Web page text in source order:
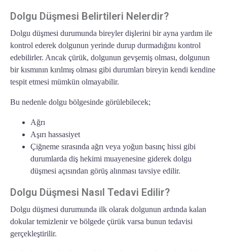
Dolgu Düşmesi Belirtileri Nelerdir?
Dolgu düşmesi durumunda bireyler dişlerini bir ayna yardım ile
kontrol ederek dolgunun yerinde durup durmadığını kontrol
edebilirler. Ancak çürük, dolgunun gevşemiş olması, dolgunun
bir kısmının kırılmış olması gibi durumları bireyin kendi kendine
tespit etmesi mümkün olmayabilir.
Bu nedenle dolgu bölgesinde görülebilecek;
Ağrı
Aşırı hassasiyet
Çiğneme sırasında ağrı veya yoğun basınç hissi gibi
durumlarda diş hekimi muayenesine giderek dolgu
düşmesi açısından görüş alınması tavsiye edilir.
Dolgu Düşmesi Nasıl Tedavi Edilir?
Dolgu düşmesi durumunda ilk olarak dolgunun ardında kalan
dokular temizlenir ve bölgede çürük varsa bunun tedavisi
gerçekleştirilir.